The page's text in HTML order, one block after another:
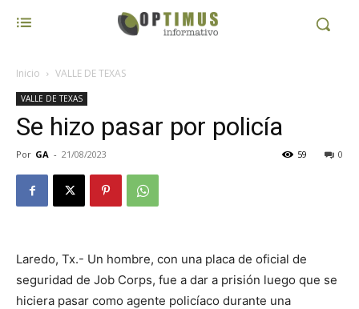
Inicio VALLE DE TEXAS
VALLE DE TEXAS
Se hizo pasar por policía
Por GA - 21/08/2023 0
59
Laredo, Tx.- Un hombre, con una placa de oficial de
seguridad de Job Corps, fue a dar a prisión luego que se
hiciera pasar como agente policíaco durante una